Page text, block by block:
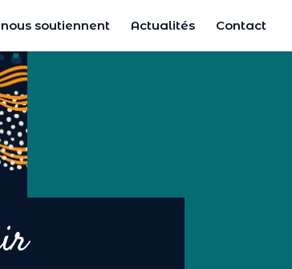
soutiennent Actualités Contact